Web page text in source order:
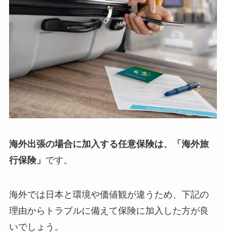
海外出張の場合に加入する任意保険は、「海外旅
行保険」 です。
海外では日本と環境や価値観が違うため、下記の
理由からトラブルに備えて保険に加入した方が良
いでしょう。